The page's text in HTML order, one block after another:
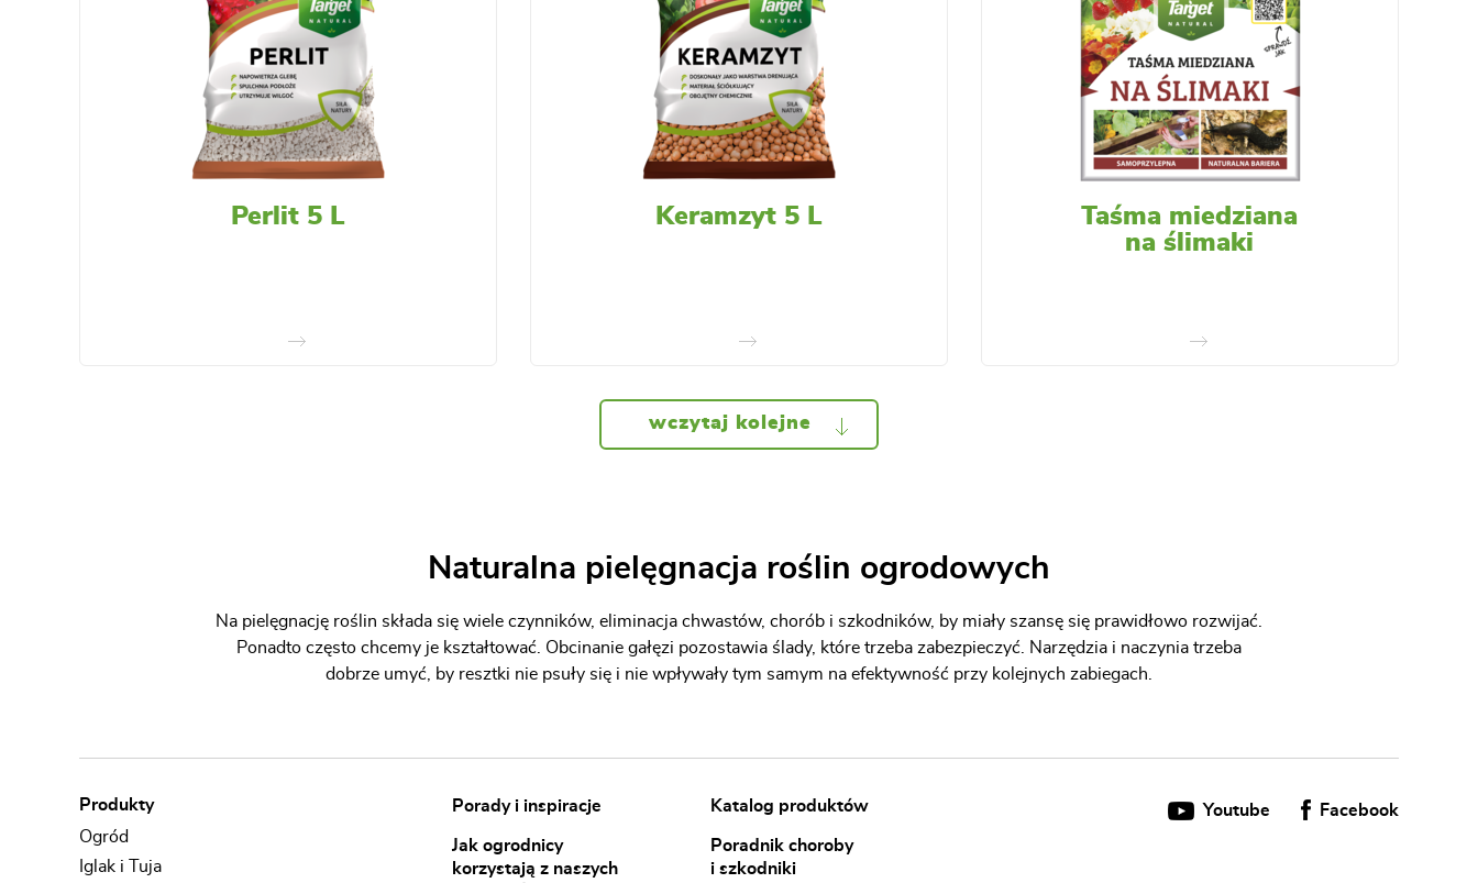
Perlit 5 L Keramzyt 5 L
Taśma miedziana
na ślimaki
wczytaj kolejne
Naturalna pielęgnacja roślin ogrodowych
Na pielęgnację roślin składa się wiele czynników, eliminacja chwastów, chorób i szkodników, by miały szansę się prawidłowo rozwijać.
Ponadto często chcemy je kształtować. Obcinanie gałęzi pozostawia ślady, które trzeba zabezpieczyć. Narzędzia i naczynia trzeba
dobrze umyć, by resztki nie psuły się i nie wpływały tym samym na efektywność przy kolejnych zabiegach.
Youtube Facebook
Produkty
Ogród
Iglak i Tuja
Porady i inspiracje Katalog produktów
Jak ogrodnicy
korzystają z naszych
Poradnik choroby
i szkodniki